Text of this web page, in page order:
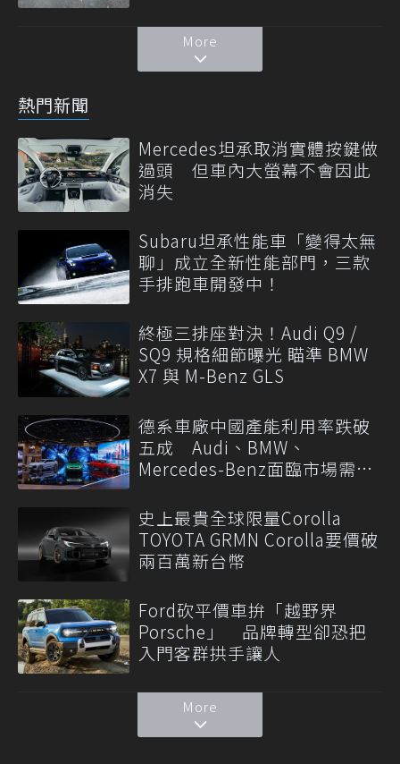
More
熱門新聞
Mercedes坦承取消實體按鍵做
過頭 但車內大螢幕不會因此
消失
Subaru坦承性能車「變得太無
聊」成立全新性能部門，三款
手排跑車開發中！
終極三排座對決！Audi Q9 /
SQ9 規格細節曝光 瞄準 BMW
X7 與 M-Benz GLS
德系車廠中國產能利用率跌破
五成 Audi、BMW、
Mercedes-Benz面臨市場需求
史上最貴全球限量Corolla
TOYOTA GRMN Corolla要價破
兩百萬新台幣
Ford砍平價車拚「越野界
Porsche」 品牌轉型卻恐把
入門客群拱手讓人
More